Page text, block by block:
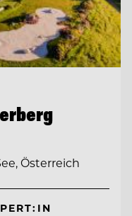
Österreich